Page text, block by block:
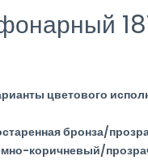
цветового
бронза/
коричневый/